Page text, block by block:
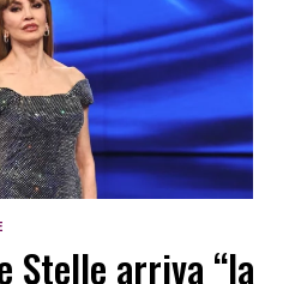
Stelle arriva “la